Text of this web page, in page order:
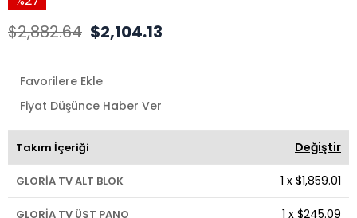
$2,882.64 $2,104.13
Favorilere Ekle
Fiyat Düşünce Haber Ver
Takım İçeriği Değiştir
GLORİA TV ALT BLOK 1 x $1,859.01
GLORİA TV ÜST PANO 1 x $245.09